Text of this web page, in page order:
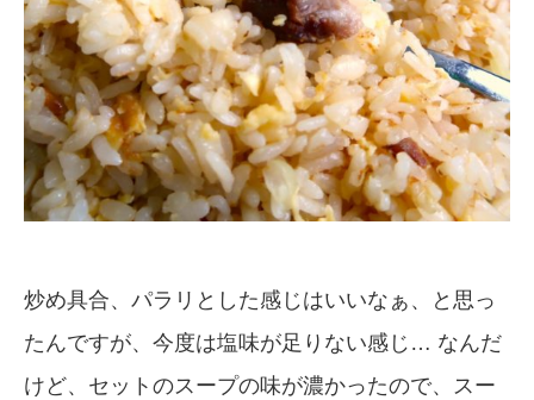
炒め具合、パラリとした感じはいいなぁ、と思っ
たんですが、今度は塩味が足りない感じ… なんだ
けど、セットのスープの味が濃かったので、スー